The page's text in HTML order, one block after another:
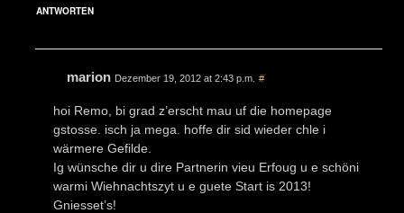
ANTWORTEN
marion Dezember 19, 2012 at 2:43 p.m. #
hoi Remo, bi grad z’erscht mau uf die homepage
gstosse. isch ja mega. hoffe dir sid wieder chle i
wärmere Gefilde.
Ig wünsche dir u dire Partnerin vieu Erfoug u e schöni
warmi Wiehnachtszyt u e guete Start is 2013!
Gniesset’s!